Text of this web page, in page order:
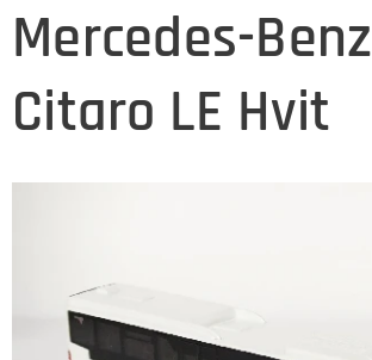
Mercedes-Benz
Citaro LE Hvit